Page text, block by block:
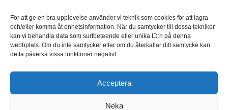
För att ge en bra upplevelse använder vi teknik som cookies för att lagra
och/eller komma åt enhetsinformation. När du samtycker till dessa tekniker
kan vi behandla data som surfbeteende eller unika ID:n på denna
webbplats. Om du inte samtycker eller om du återkallar ditt samtycke kan
detta påverka vissa funktioner negativt.
Acceptera
Neka
Inspiration